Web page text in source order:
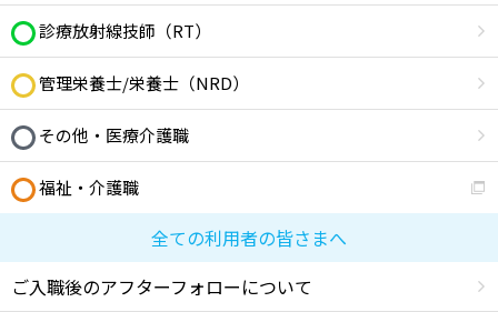
診療放射線技師（RT）
管理栄養士/栄養士（NRD）
その他・医療介護職
福祉・介護職
全ての利用者の皆さまへ
ご入職後のアフターフォローについて